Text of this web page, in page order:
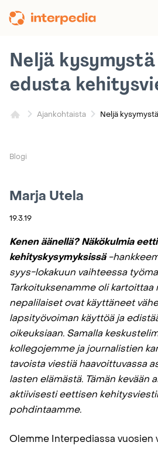
sisältöön
Ajankohtaista Neljä kysymystä
Neljä
edusta
Blogi
Marja Utela
19.3.19
Kenen äänellä? Näkökulmia
kehityskysymyksissä-
syys−lokakuun vaihteessa
Tarkoituksenamme oli kartoittaa
nepalilaiset ovat käyttäneet
lapsityövoiman käyttöä ja
oikeuksiaan. Samalla
kollegojemme ja journalistien
tavoista viestiä haavoittuvassa
lasten elämästä. Tämän kevään
aktiivisesti eettisen
pohdintaamme.
Olemme Interpediassa vuosien